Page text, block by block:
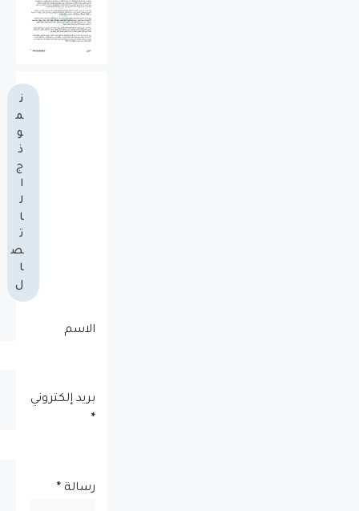
ن
م
و
ذ
ج
ا
ل
ا
ت
ص
ا
ل
الاسم
بريد إلكتروني
*
رسالة *